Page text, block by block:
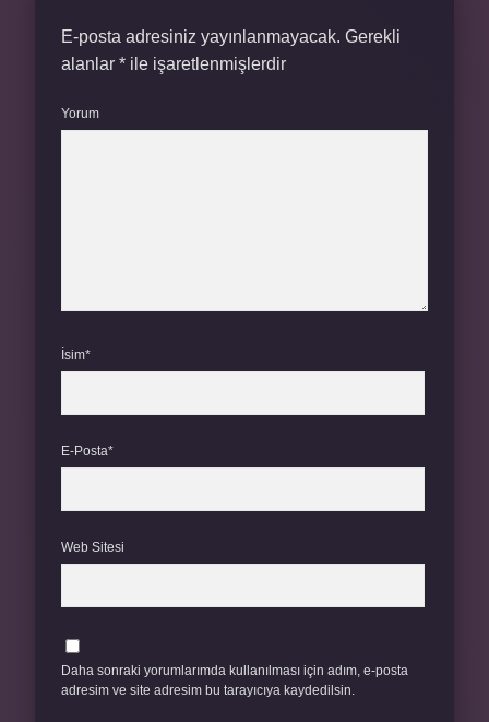
E-posta adresiniz yayınlanmayacak. Gerekli
alanlar * ile işaretlenmişlerdir
Yorum
İsim*
E-Posta*
Web Sitesi
Daha sonraki yorumlarımda kullanılması için adım, e-posta
adresim ve site adresim bu tarayıcıya kaydedilsin.